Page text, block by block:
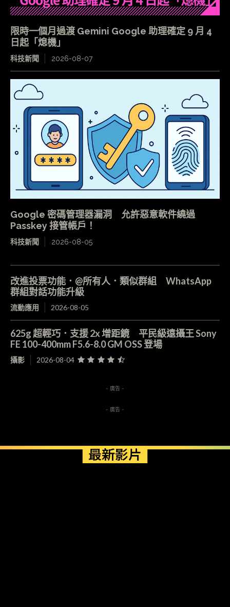
限時一個月過渡 Gemini Google 助理確定 9 月 4
日起「熄機」
科技新聞 2026-08-07
Google 密碼管理器漏洞 允許惡意軟件繞過
Passkey 接管帳戶！
科技新聞 2026-08-05
改進投票功能．@所有人．類似群組 WhatsApp
群組對話功能升級
流動應用 2026-08-05
625g 超輕巧．支援 2x 增距鏡 平民級遠攝王 Sony
FE 100-400mm F5.6-8.0 GM OSS 登場
攝影 2026-08-04
- 廣告 -
- 廣告 -
最新影片